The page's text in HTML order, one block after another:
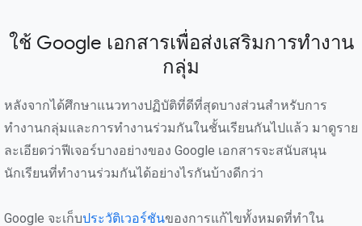
ใช้ Google เอกสารเพื่อส่งเสริมการทำงาน
กลุ่ม
หลังจากได้ศึกษาแนวทางปฏิบัติที่ดีที่สุดบางส่วนสำหรับการ
ทำงานกลุ่มและการทำงานร่วมกันในชั้นเรียนกันไปแล้ว มาดูราย
ละเอียดว่าฟีเจอร์บางอย่างของ Google เอกสารจะสนับสนุน
นักเรียนที่ทำงานร่วมกันได้อย่างไรกันบ้างดีกว่า
Google จะเก็บประวัติเวอร์ชันของการแก้ไขทั้งหมดที่ทำใน